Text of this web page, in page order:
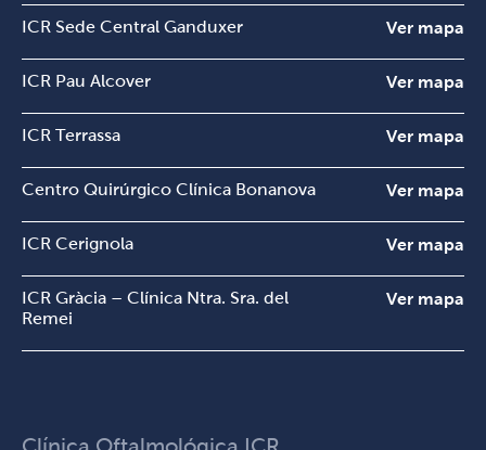
ICR Sede Central Ganduxer Ver mapa
ICR Pau Alcover Ver mapa
ICR Terrassa Ver mapa
Centro Quirúrgico Clínica Bonanova Ver mapa
ICR Cerignola Ver mapa
ICR Gràcia – Clínica Ntra. Sra. del
Remei
Ver mapa